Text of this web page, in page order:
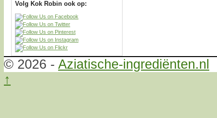
Volg Kok Robin ook op:
© 2026 - Aziatische-ingrediënten.nl
↑